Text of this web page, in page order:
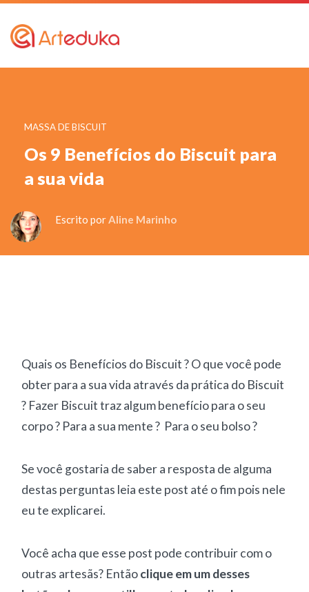
MASSA DE BISCUIT
Os 9 Benefícios do Biscuit para
a sua vida
Escrito porAline Marinho
Quais os Benefícios do Biscuit ? O que você pode
obter para a sua vida através da prática do Biscuit
? Fazer Biscuit traz algum benefício para o seu
corpo ? Para a sua mente ? Para o seu bolso ?
Se você gostaria de saber a resposta de alguma
destas perguntas leia este post até o fim pois nele
eu te explicarei.
Você acha que esse post pode contribuir com o
outras artesãs? Entãoclique em um desses